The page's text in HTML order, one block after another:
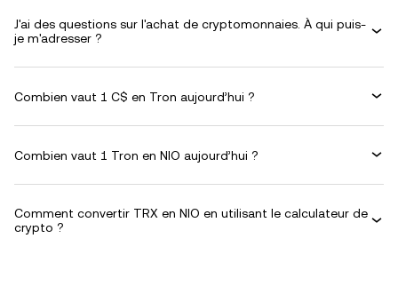
J'ai des questions sur l'achat de cryptomonnaies. À qui puis-
je m'adresser ?
Combien vaut 1 C$ en Tron aujourd’hui ?
Combien vaut 1 Tron en NIO aujourd’hui ?
Comment convertir TRX en NIO en utilisant le calculateur de
crypto ?